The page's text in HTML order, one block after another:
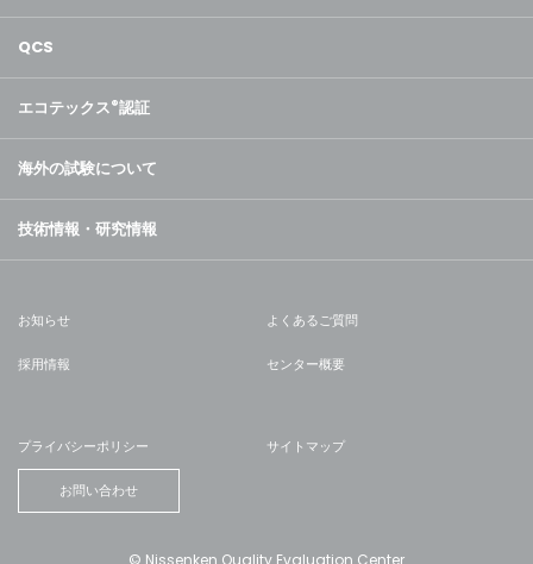
QCS
エコテックス®認証
海外の試験について
技術情報・研究情報
お知らせ よくあるご質問
採用情報 センター概要
プライバシーポリシー サイトマップ
お問い合わせ